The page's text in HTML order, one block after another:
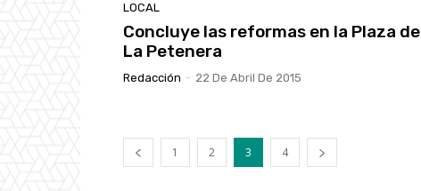
LOCAL
Concluye las reformas en la Plaza de
La Petenera
Redacción - 22 De Abril De 2015
1 2 3 4